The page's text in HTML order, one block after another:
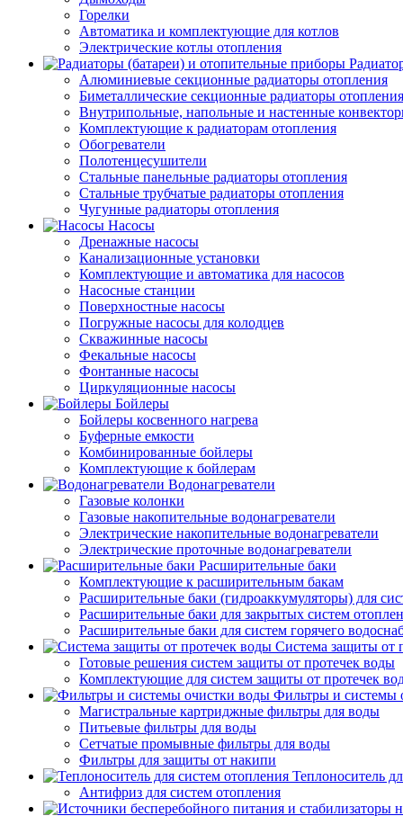
Горелки
Автоматика и комплектующие для котлов
Электрические котлы отопления
Алюминиевые секционные радиаторы отопления
Биметаллические секционные радиаторы отопления
Внутрипольные, напольные и настенные
Комплектующие к радиаторам отопления
Обогреватели
Полотенцесушители
Стальные панельные радиаторы отопления
Стальные трубчатые радиаторы отопления
Чугунные радиаторы отопления
Насосы
Дренажные насосы
Канализационные установки
Комплектующие и автоматика для насосов
Насосные станции
Поверхностные насосы
Погружные насосы для колодцев
Скважинные насосы
Фекальные насосы
Фонтанные насосы
Циркуляционные насосы
Бойлеры
Бойлеры косвенного нагрева
Буферные емкости
Комбинированные бойлеры
Комплектующие к бойлерам
Водонагреватели
Газовые колонки
Газовые накопительные водонагреватели
Электрические накопительные водонагреватели
Электрические проточные водонагреватели
Расширительные баки
Комплектующие к расширительным бакам
Расширительные баки (гидроаккумуляторы) для
Расширительные баки для закрытых систем
Расширительные баки для систем горячего
Система защиты от
Готовые решения систем защиты от протечек воды
Комплектующие для систем защиты от протечек
Фильтры и системы
Магистральные картриджные фильтры для воды
Питьевые фильтры для воды
Сетчатые промывные фильтры для воды
Фильтры для защиты от накипи
Теплоноситель
Антифриз для систем отопления